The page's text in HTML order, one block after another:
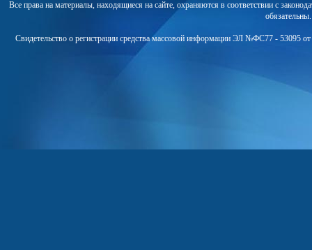
Все права на материалы, находящиеся на сайте, охраняются в соответствии с
Свидетельство о регистрации средства массовой информации ЭЛ №ФС77 - 53095